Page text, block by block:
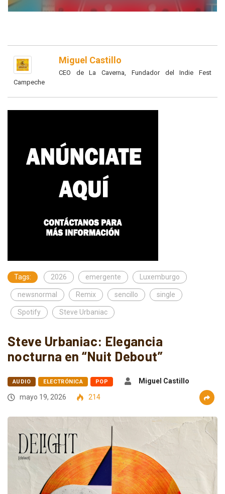
Miguel Castillo
CEO de La Caverna, Fundador del Indie Fest
Campeche
Tags: 2026 emergente Luxemburgo
newsnormal Remix sencillo single
Spotify Steve Urbaniac
Steve Urbaniac: Elegancia
nocturna en “Nuit Debout”
AUDIO ELECTRÓNICA POP
Miguel Castillo
mayo 19, 2026
214